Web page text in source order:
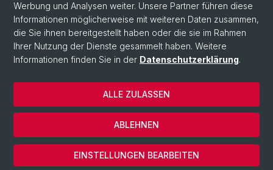
© Universität Basel
Philosophisch-Historische Fakultät
Departement Gesellschaftswissenschaften
Home
Datenschutzerklärung
Werbung und Analysen weiter. Unsere Partner führen diese
Informationen möglicherweise mit weiteren Daten zusammen,
die Sie ihnen bereitgestellt haben oder die sie im Rahmen
Ihrer Nutzung der Dienste gesammelt haben. Weitere
Informationen finden Sie in der Datenschutzerklärung.
EINSTELLUNGEN BEARBEITEN
ABLEHNEN
ALLE ZULASSEN